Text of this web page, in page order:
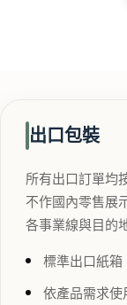
出口包裝
所有出口訂單均
不作國內零售展
各事業線與目的
標準出口紙箱
依產品需求使